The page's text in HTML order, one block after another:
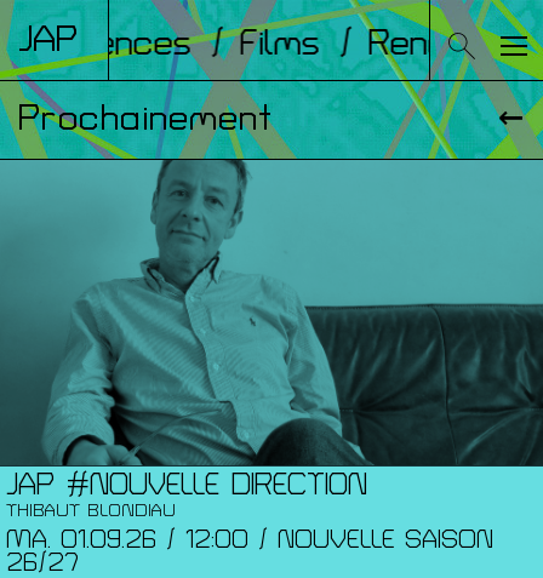
JAP / Films / Rencontres
Prochainement
JAP #NOUVELLE DIRECTION
THIBAUT BLONDIAU
MA. 01.09.26 / 12:00 / NOUVELLE SAISON
26/27